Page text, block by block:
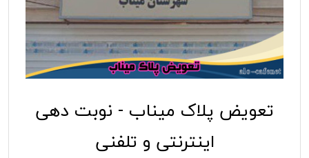
تعویض پلاک میناب - نوبت دهی
اینترنتی و تلفنی